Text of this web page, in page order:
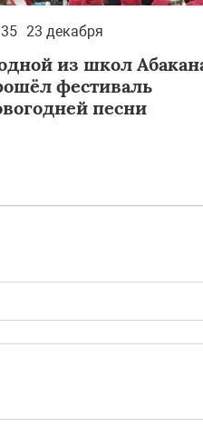
23 декабря
из школ
фестиваль
песни